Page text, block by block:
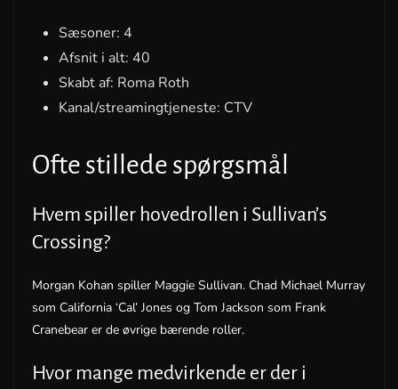
Sæsoner: 4
Afsnit i alt: 40
Skabt af: Roma Roth
Kanal/streamingtjeneste: CTV
Ofte stillede spørgsmål
Hvem spiller hovedrollen i Sullivan’s
Crossing?
Morgan Kohan spiller Maggie Sullivan. Chad Michael Murray
som California ‘Cal’ Jones og Tom Jackson som Frank
Cranebear er de øvrige bærende roller.
Hvor mange medvirkende er der i